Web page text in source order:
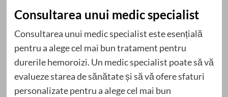
Consultarea unui medic specialist
Consultarea unui medic specialist este esențială
pentru a alege cel mai bun tratament pentru
durerile hemoroizi. Un medic specialist poate să vă
evalueze starea de sănătate și să vă ofere sfaturi
personalizate pentru a alege cel mai bun